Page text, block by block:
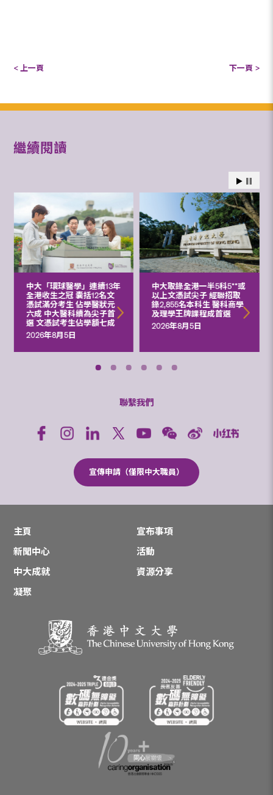
< 上一頁 下一頁 >
繼續閱讀
中大「環球醫學」連續13年
全港收生之冠 囊括12名文
憑試滿分考生 佔學醫狀元
六成 中大醫科續為尖子首
選 文憑試考生佔學額七成
2026年8月5日
中大取錄全港一半5科5**或
以上文憑試尖子 經聯招取
錄2,855名本科生 醫科商學
及理學王牌課程成首選
2026年8月5日
聯繫我們
宣傳申請（僅限中大職員）
主頁
宣布事項
新聞中心
活動
中大成就
資源分享
凝聚